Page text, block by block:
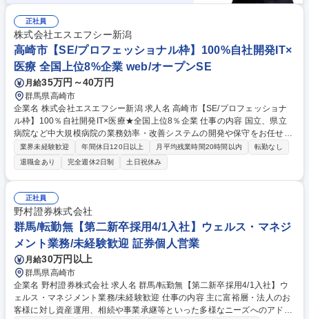
正社員
株式会社エスエフシー新潟
高崎市【SE/プロフェッショナル枠】100%自社開発IT×
医療 全国上位8%企業 web/オープンSE
月給35万円～40万円
群馬県高崎市
企業名 株式会社エスエフシー新潟 求人名 高崎市【SE/プロフェッショナ
ル枠】100％自社開発IT×医療★全国上位8％企業 仕事の内容 国立、県立
病院など中大規模病院の業務効率・改善システムの開発や保守をお任せし
ます！社員の半分は20代！新卒を毎年迎え入れています。 若手育成観点
でもあなたのご経験を活かしていただいポジションです！ 【具体的に】
◆自社製パッケージに基づき看護部長や事務部長、栄養士長などと打合せ
◆要望のヒアリング、機能の追加や最適な運用方法の提案 ◆テスト（外注
先からの納品物のチェック） ◆納品（システムのセットアップ、お客様へ
の操作説明） 募集職種 高崎市【SE/プロフェッショナル枠】100％自社開
発IT×医療★全国上位8％企業
業界未経験歓迎 年間休日120日以上 月平均残業時間20時間以内
転勤なし
退職金あり
完全週休2日制 土日祝休み
正社員
野村證券株式会社
群馬/転勤無【第二新卒採用4/1入社】ウェルス・マネジ
メント業務/未経験歓迎 証券個人営業
月給30万円以上
群馬県高崎市
企業名 野村證券株式会社 求人名 群馬/転勤無【第二新卒採用4/1入社】ウ
ェルス・マネジメント業務/未経験歓迎 仕事の内容 主に富裕層・法人のお
客様に対し資産運用、相続や事業承継等といった多様なニーズへのアドバ